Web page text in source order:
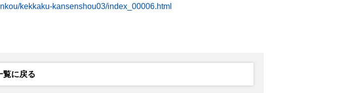
kekkaku-kansenshou03/index_00006.html
覧に戻る